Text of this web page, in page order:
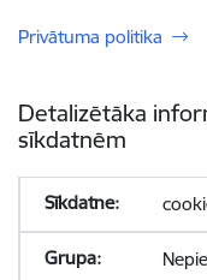
Privātuma politika
Detalizētāka
sīkdatnēm